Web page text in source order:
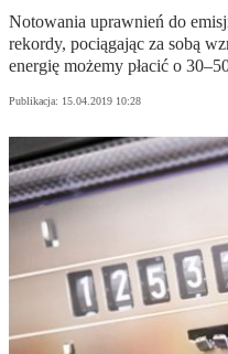
Notowania uprawnień do
rekordy, pociągając za sobą
energię możemy płacić o
Publikacja: 15.04.2019 10:28